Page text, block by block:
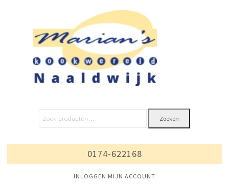
Zoeken
0174-622168
INLOGGEN MIJN ACCOUNT